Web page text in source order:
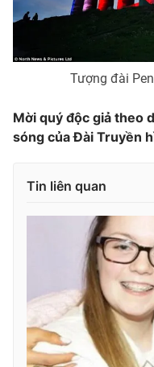
Tượng đài
Mời quý độc giả theo
sóng của Đài Truyền
Tin liên quan